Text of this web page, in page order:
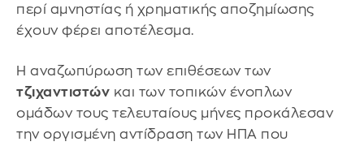
περί αμνηστίας ή χρηματικής αποζημίωσης
έχουν φέρει αποτέλεσμα.
Η αναζωπύρωση των επιθέσεων των
τζιχαντιστών και των τοπικών ένοπλων
ομάδων τους τελευταίους μήνες προκάλεσαν
την οργισμένη αντίδραση των ΗΠΑ που